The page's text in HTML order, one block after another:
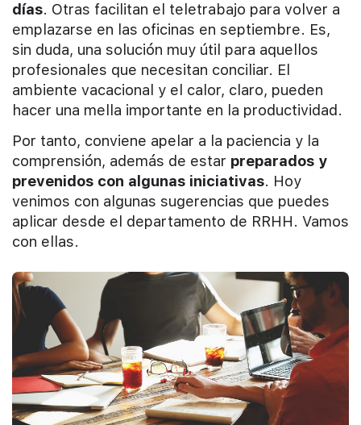
días. Otras facilitan el teletrabajo para volver a
emplazarse en las oficinas en septiembre. Es,
sin duda, una solución muy útil para aquellos
profesionales que necesitan conciliar. El
ambiente vacacional y el calor, claro, pueden
hacer una mella importante en la productividad.
Por tanto, conviene apelar a la paciencia y la
comprensión, además de estar preparados y
prevenidos con algunas iniciativas. Hoy
venimos con algunas sugerencias que puedes
aplicar desde el departamento de RRHH. Vamos
con ellas.